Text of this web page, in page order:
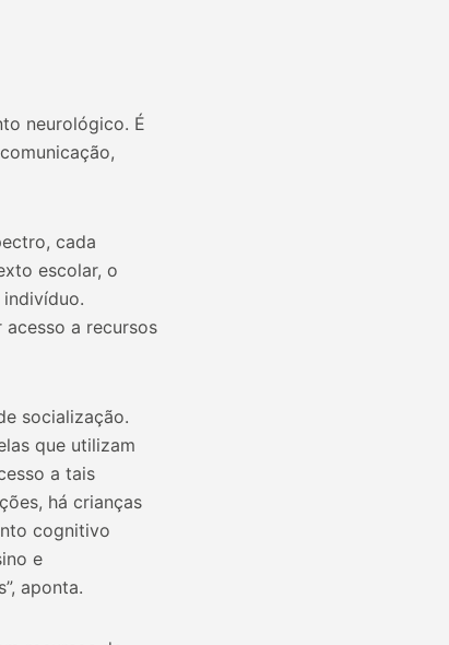
neurológico. É
cada
escolar, o
a recursos
socialização.
que utilizam
a tais
há crianças
cognitivo
e
aponta.